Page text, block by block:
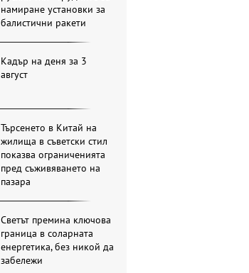
намиране установки за
балистични ракети
Кадър на деня за 3
август
Търсенето в Китай на
жилища в съветски стил
показва ограниченията
пред съживяването на
пазара
Светът премина ключова
граница в соларната
енергетика, без никой да
забележи